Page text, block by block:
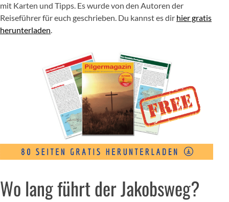
mit Karten und Tipps. Es wurde von den Autoren der
Reiseführer für euch geschrieben. Du kannst es dir hier gratis
herunterladen.
Wo lang führt der Jakobsweg?